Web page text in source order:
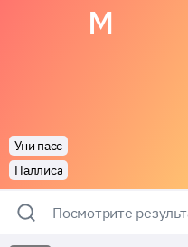
M
Уни пасс
Паллиса
Посмотрите